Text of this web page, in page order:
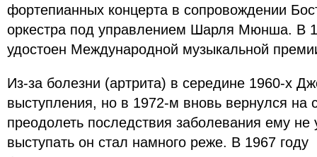
фортепианных концерта в сопровождении
оркестра под управлением Шарля Мюнша. В
удостоен Международной музыкальной
Из-за болезни (артрита) в середине 1960-х
выступления, но в 1972-м вновь вернулся на
преодолеть последствия заболевания ему не
выступать он стал намного реже. В 1967